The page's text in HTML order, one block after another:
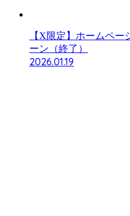
【X限定】ホームペー
ーン（終了）
2026.01.19